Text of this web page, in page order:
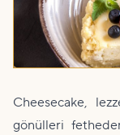
Cheesecake,
gönülleri